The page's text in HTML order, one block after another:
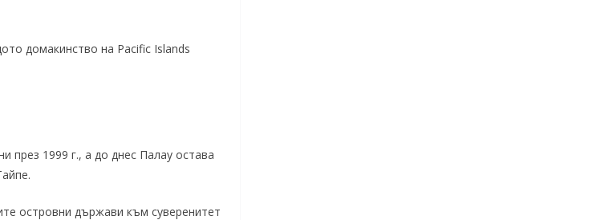
домакинство на Pacific Islands
през 1999 г., а до днес Палау остава
островни държави към суверенитет